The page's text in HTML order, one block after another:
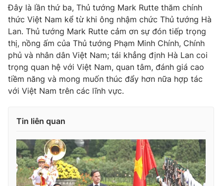
Đây là lần thứ ba, Thủ tướng Mark Rutte thăm chính
thức Việt Nam kể từ khi ông nhậm chức Thủ tướng Hà
Lan. Thủ tướng Mark Rutte cảm ơn sự đón tiếp trọng
thị, nồng ấm của Thủ tướng Phạm Minh Chính, Chính
phủ và nhân dân Việt Nam; tái khẳng định Hà Lan coi
trọng quan hệ với Việt Nam, quan tâm, đánh giá cao
tiềm năng và mong muốn thúc đẩy hơn nữa hợp tác
với Việt Nam trên các lĩnh vực.
Tin liên quan